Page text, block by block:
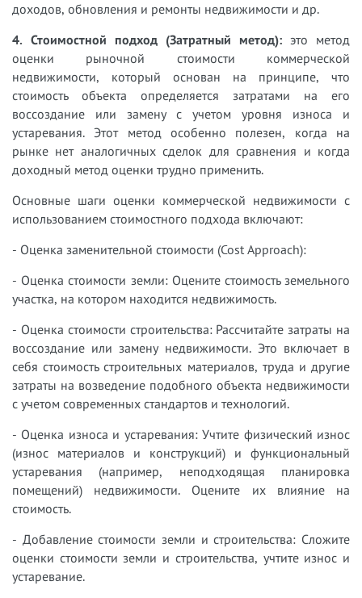
доходов, обновления и ремонты недвижимости и др.
4. Стоимостной подход (Затратный метод): это метод
оценки рыночной стоимости коммерческой
недвижимости, который основан на принципе, что
стоимость объекта определяется затратами на его
воссоздание или замену с учетом уровня износа и
устаревания. Этот метод особенно полезен, когда на
рынке нет аналогичных сделок для сравнения и когда
доходный метод оценки трудно применить.
Основные шаги оценки коммерческой недвижимости с
использованием стоимостного подхода включают:
- Оценка заменительной стоимости (Cost Approach):
- Оценка стоимости земли: Оцените стоимость земельного
участка, на котором находится недвижимость.
- Оценка стоимости строительства: Рассчитайте затраты на
воссоздание или замену недвижимости. Это включает в
себя стоимость строительных материалов, труда и другие
затраты на возведение подобного объекта недвижимости
с учетом современных стандартов и технологий.
- Оценка износа и устаревания: Учтите физический износ
(износ материалов и конструкций) и функциональный
устаревания (например, неподходящая планировка
помещений) недвижимости. Оцените их влияние на
стоимость.
- Добавление стоимости земли и строительства: Сложите
оценки стоимости земли и строительства, учтите износ и
устаревание.